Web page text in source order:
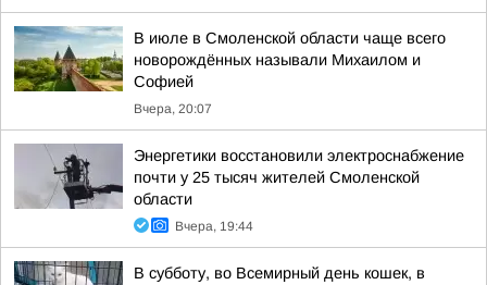
В июле в Смоленской области чаще всего
новорождённых называли Михаилом и
Софией
Вчера, 20:07
Энергетики восстановили электроснабжение
почти у 25 тысяч жителей Смоленской
области
Вчера, 19:44
В субботу, во Всемирный день кошек, в